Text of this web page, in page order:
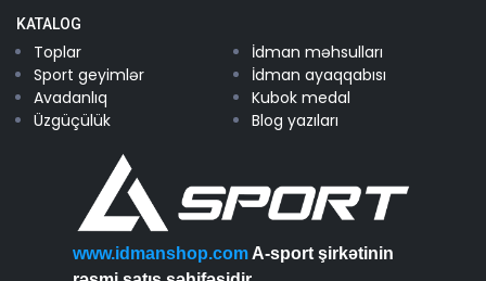
KATALOG
Toplar
İdman məhsulları
Sport geyimlər
İdman ayaqqabısı
Avadanlıq
Kubok medal
Üzgüçülük
Blog yazıları
www.idmanshop.com A-sport şirkətinin